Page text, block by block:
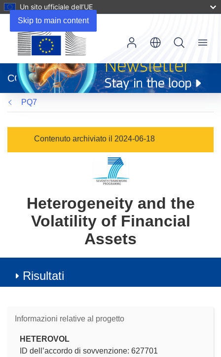
Skip to main content
Un sito ufficiale dell’UE
apre
in
una
nuova
finestra)
CORDIS
Menu
PQ7
Contenuto archiviato il 2024-06-18
Heterogeneity and the
Volatility of Financial
Assets
Risultati
Informazioni relative al progetto
HETEROVOL
ID dell’accordo di sovvenzione: 627701